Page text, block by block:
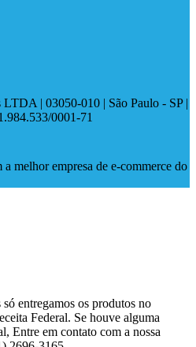
| 03050-010 | São Paulo - SP |
0001-71
a melhor empresa de e-commerce do
entregamos os produtos no
Federal. Se houve alguma
Entre em contato com a nossa